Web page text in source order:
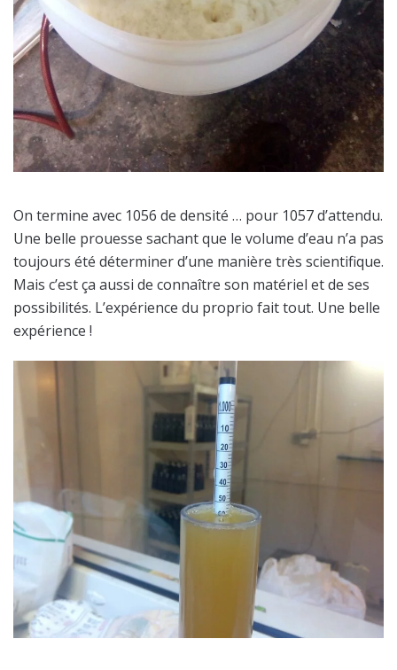
On termine avec 1056 de densité … pour 1057 d’attendu.
Une belle prouesse sachant que le volume d’eau n’a pas
toujours été déterminer d’une manière très scientifique.
Mais c’est ça aussi de connaître son matériel et de ses
possibilités. L’expérience du proprio fait tout. Une belle
expérience !